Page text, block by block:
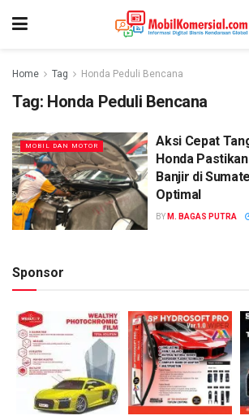
Home Tag Honda Peduli Bencana
Tag: Honda Peduli Bencana
MOBIL DAN MOTOR
Aksi Cepat
Honda
Banjir di
Optimal
BY M. BAGAS PUTRA
Sponsor